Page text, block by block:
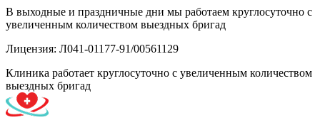
В выходные и праздничные дни мы работаем круглосуточно с
увеличенным количеством выездных бригад
Лицензия: Л041-01177-91/00561129
Клиника работает круглосуточно с увеличенным количеством
выездных бригад